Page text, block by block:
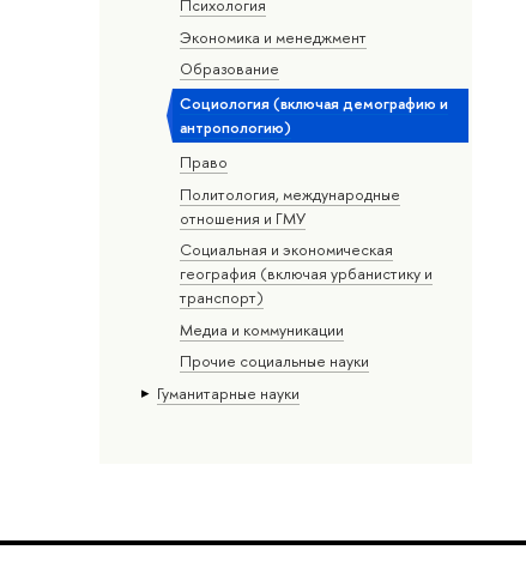
Психология
Экономика и менеджмент
Образование
Социология (включая демографию и
антропологию)
Право
Политология, международные
отношения и ГМУ
Социальная и экономическая
география (включая урбанистику и
транспорт)
Медиа и коммуникации
Прочие социальные науки
Гуманитарные науки